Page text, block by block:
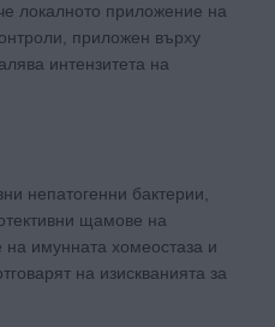
локалното приложение на
приложен върху
интензитета на
непатогенни бактерии,
щамове на
на имунната хомеостаза и
на изискванията за